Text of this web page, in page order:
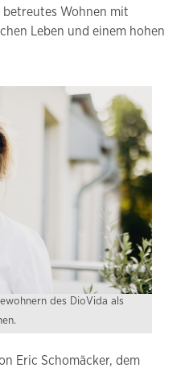
Wohnen mit
Leben und einem hohen
des DioVida als
Eric Schomäcker, dem